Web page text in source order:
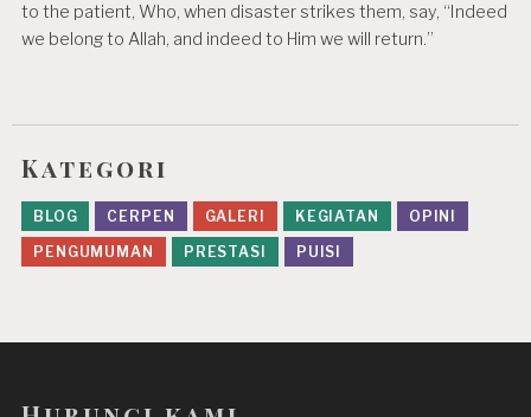
to the patient, Who, when disaster strikes them, say, “Indeed
we belong to Allah, and indeed to Him we will return.”
Kategori
BLOG CERPEN GALERI KEGIATAN
OPINI
PENGUMUMAN
PRESTASI PUISI